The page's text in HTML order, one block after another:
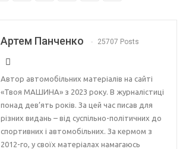
Артем Панченко 25707 Posts
Автор автомобільних матеріалів на сайті
«Твоя МАШИНА» з 2023 року. В журналістиці
понад дев’ять років. За цей час писав для
різних видань – від суспільно-політичних до
спортивних і автомобільних. За кермом з
2012-го, у своїх матеріалах намагаюсь